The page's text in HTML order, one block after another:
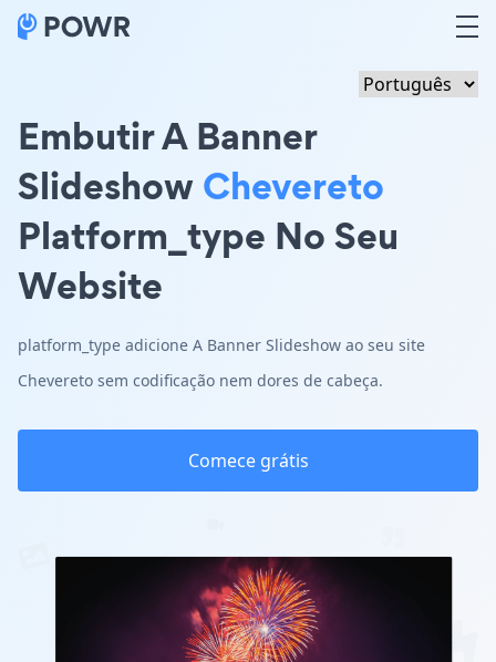
Embutir A Banner
SlideshowChevereto
Platform_type No Seu
Website
platform_type adicione A Banner Slideshow ao seu site
Chevereto sem codificação nem dores de cabeça.
Comece grátis